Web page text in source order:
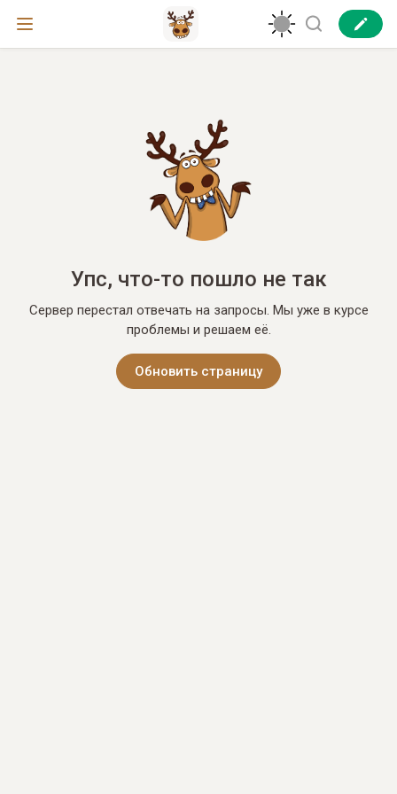
Упс, что-то пошло не так
Сервер перестал отвечать на запросы. Мы уже в курсе
проблемы и решаем её.
Обновить страницу